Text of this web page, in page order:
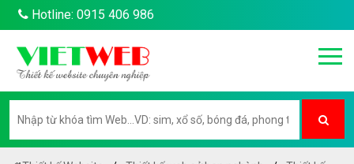
Hotline: 0915 406 986